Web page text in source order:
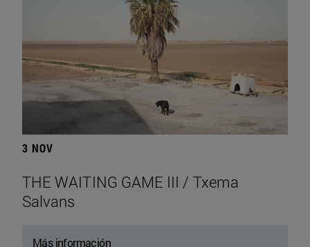
3 NOV
THE WAITING GAME III / Txema
Salvans
Más información